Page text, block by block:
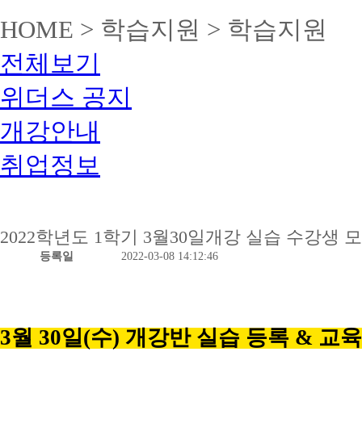
HOME > 학습지원 > 학습지원
전체보기
위더스 공지
개강안내
취업정보
2022학년도 1학기 3월30일개강 실습 수강생
등록일 2022-03-08 14:12:46
3월 30일(수) 개강반 실습 등록 & 교